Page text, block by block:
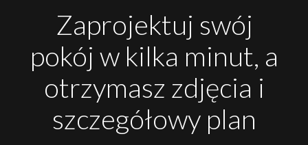
Zaprojektuj swój
pokój w kilka minut, a
otrzymasz zdjęcia i
szczegółowy plan